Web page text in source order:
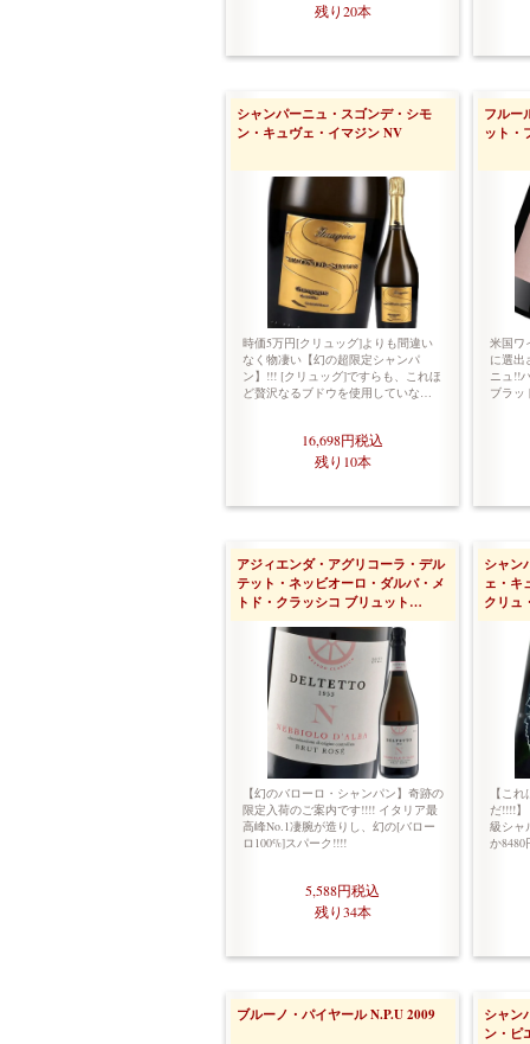
残り20本
シャンパーニュ・スゴンデ・シモ
ン・キュヴェ・イマジン NV
時価5万円[クリュッグ]よりも間違い
なく物凄い【幻の超限定シャンパ
ン】!!! [クリュッグ]ですらも、これほ
ど贅沢なるブドウを使用していな…
16,698円税込
残り10本
フルー
ット・
米国ワ
に選出
ニュ!!
ブラ
アジィエンダ・アグリコーラ・デル
テット・ネッビオーロ・ダルバ・メ
トド・クラッシコ ブリュット…
【幻のバローロ・シャンパン】奇跡の
限定入荷のご案内です!!!! イタリア最
高峰No.1凄腕が造りし、幻の[バロー
ロ100%]スパーク!!!!
5,588円税込
残り34本
シャン
ェ・キ
クリュ
【こ
だ!!!!】
級シャ
か
ブルーノ・パイヤール N.P.U 2009
シャン
ン・ピ